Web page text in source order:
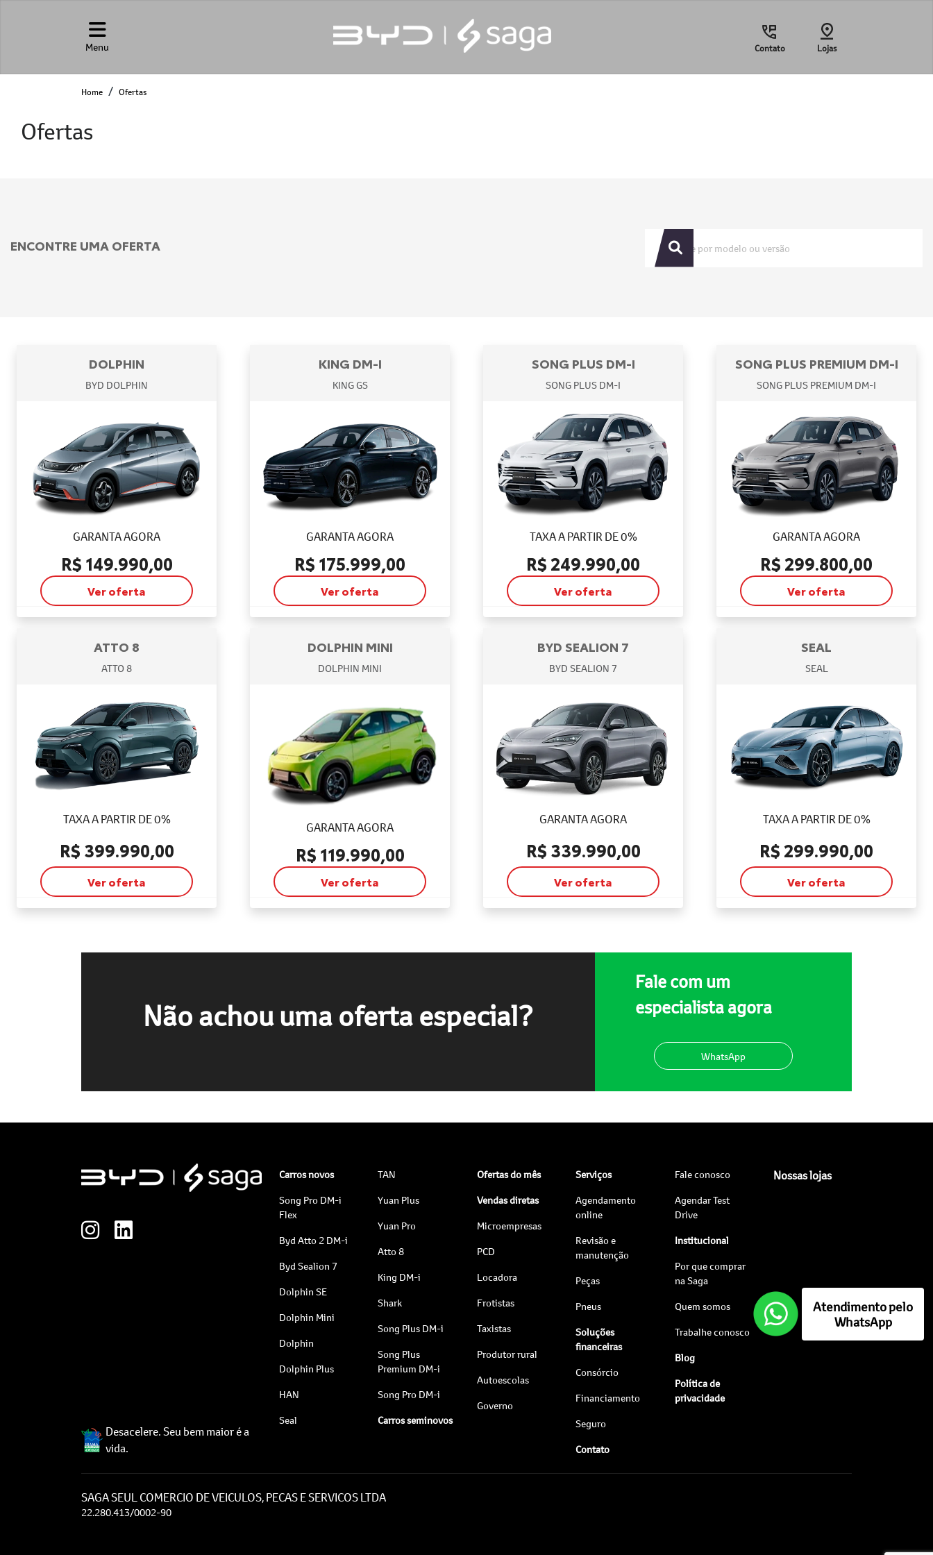
Menu Contato Lojas
Home Ofertas
Ofertas
ENCONTRE UMA OFERTA
DOLPHIN
BYD DOLPHIN
GARANTA AGORA
R$ 149.990,00
Ver oferta
KING DM-I
KING GS
GARANTA AGORA
R$ 175.999,00
Ver oferta
SONG PLUS DM-I
SONG PLUS DM-I
TAXA A PARTIR DE 0%
R$ 249.990,00
Ver oferta
SONG PLUS PREMIUM DM-I
SONG PLUS PREMIUM DM-I
GARANTA AGORA
R$ 299.800,00
Ver oferta
ATTO 8
ATTO 8
TAXA A PARTIR DE 0%
R$ 399.990,00
Ver oferta
DOLPHIN MINI
DOLPHIN MINI
GARANTA AGORA
R$ 119.990,00
Ver oferta
BYD SEALION 7
BYD SEALION 7
GARANTA AGORA
R$ 339.990,00
Ver oferta
SEAL
SEAL
TAXA A PARTIR DE 0%
R$ 299.990,00
Ver oferta
Não achou uma oferta especial?
Fale com um
especialista agora
WhatsApp
Desacelere. Seu bem maior é a
vida.
Carros novos
Song Pro DM-i
Flex
Byd Atto 2 DM-i
Byd Sealion 7
Dolphin SE
Dolphin Mini
Dolphin
Dolphin Plus
HAN
Seal
TAN
Yuan Plus
Yuan Pro
Atto 8
King DM-i
Shark
Song Plus DM-i
Song Plus
Premium DM-i
Song Pro DM-i
Carros seminovos
Ofertas do mês
Vendas diretas
Microempresas
PCD
Locadora
Frotistas
Taxistas
Produtor rural
Autoescolas
Governo
Serviços
Agendamento
online
Revisão e
manutenção
Peças
Pneus
Soluções
financeiras
Consórcio
Financiamento
Seguro
Contato
Fale conosco
Agendar Test
Drive
Institucional
Por que comprar
na Saga
Quem somos
Trabalhe conosco
Blog
Política de
privacidade
Nossas lojas
SAGA SEUL COMERCIO DE VEICULOS, PECAS E SERVICOS LTDA
22.280.413/0002-90
Atendimento pelo
WhatsApp